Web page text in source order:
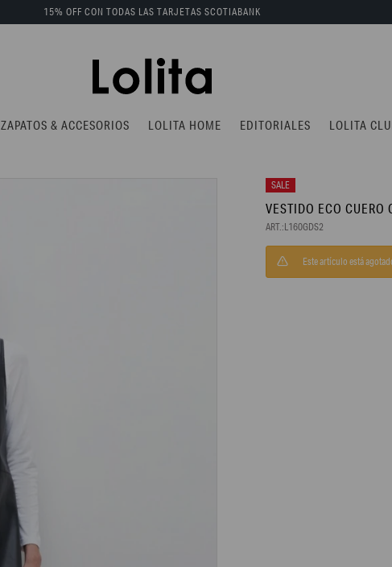
ZAPATOS & ACCESORIOS LOLITA HOME EDITORIALES LOLITA
15% OFF CON TODAS LAS TARJETAS SCOTIABANK
VESTIDO ECO CUERO
L160GDS2
Este artículo está